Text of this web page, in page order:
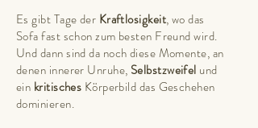
Es gibt Tage der Kraftlosigkeit, wo das
Sofa fast schon zum besten Freund wird.
Und dann sind da noch diese Momente, an
denen innerer Unruhe, Selbstzweifel und
ein kritisches Körperbild das Geschehen
dominieren.